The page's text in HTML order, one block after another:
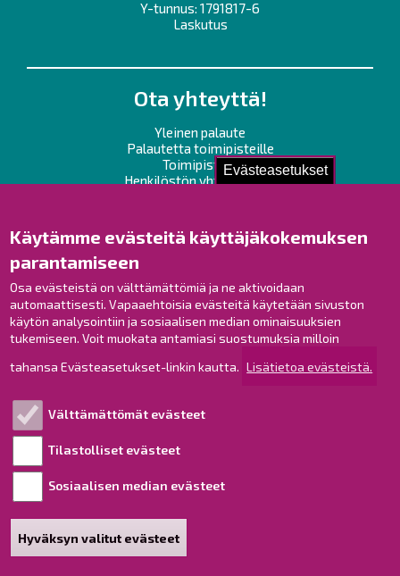
Evästeasetukset
Käytämme evästeitä käyttäjäkokemuksen
parantamiseen
Osa evästeistä on välttämättömiä ja ne aktivoidaan
automaattisesti. Vapaaehtoisia evästeitä käytetään sivuston
käytön analysointiin ja sosiaalisen median ominaisuuksien
tukemiseen. Voit muokata antamiasi suostumuksia milloin
tahansa Evästeasetukset-linkin kautta. Lisätietoa evästeistä.
Välttämättömät evästeet
Tilastolliset evästeet
Sosiaalisen median evästeet
Hyväksyn valitut evästeet
Y-tunnus: 1791817-6
Laskutus
Ota yhteyttä!
Yleinen palaute
Palautetta toimipisteille
Toimipisteet
Henkilöstön yhteystiedot
Raahe Facebookissa
Raahe Instagramissa
Raahe LinkedInissä
Raahe YouTubessa
Esityslistat ja pöytäkirjat
Viranhaltijapäätökset
Saavutettavuusseloste
Sivukartta